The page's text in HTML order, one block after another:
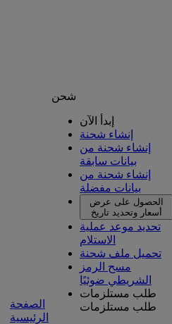
الصفحة
الرئيسية
شحن
إبدأ الآن
إنشاء شحنة
إنشاء شحنة من
بيانات سابقة
إنشاء شحنة من
بيانات مفضلة
الحصول على عرض
أسعار وتحديد تاريخ
تحديد موعد عملية
الاستلام
تحميل ملف شحنة
مسح الرمز
الشريطي ضوئيًا
طلب مستلزمات
طلب مستلزمات